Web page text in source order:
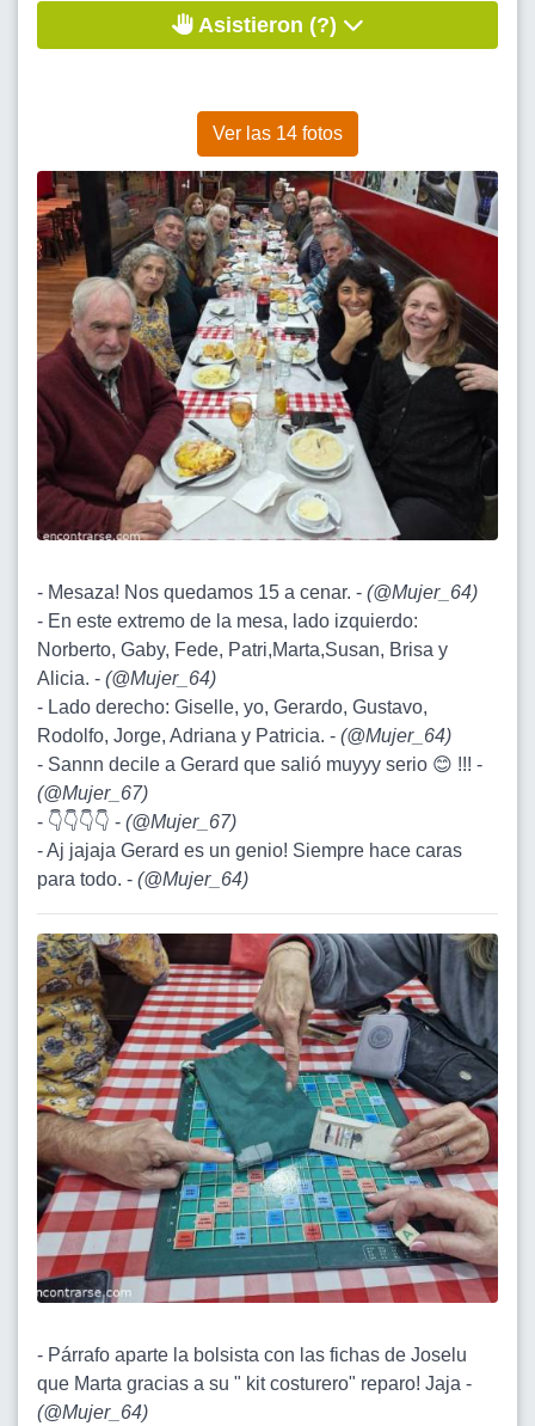
Asistieron (?)
Ver las 14 fotos
- Mesaza! Nos quedamos 15 a cenar. - (@Mujer_64)
- En este extremo de la mesa, lado izquierdo:
Norberto, Gaby, Fede, Patri,Marta,Susan, Brisa y
Alicia. - (@Mujer_64)
- Lado derecho: Giselle, yo, Gerardo, Gustavo,
Rodolfo, Jorge, Adriana y Patricia. - (@Mujer_64)
- Sannn decile a Gerard que salió muyyy serio 😊 !!! -
(@Mujer_67)
- 👇👇👇👇 - (@Mujer_67)
- Aj jajaja Gerard es un genio! Siempre hace caras
para todo. - (@Mujer_64)
- Párrafo aparte la bolsista con las fichas de Joselu
que Marta gracias a su " kit costurero" reparo! Jaja -
(@Mujer_64)